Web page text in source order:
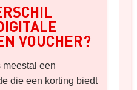
VOUCHER?
meestal een
die een korting biedt